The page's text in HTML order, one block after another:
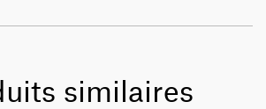
similaires